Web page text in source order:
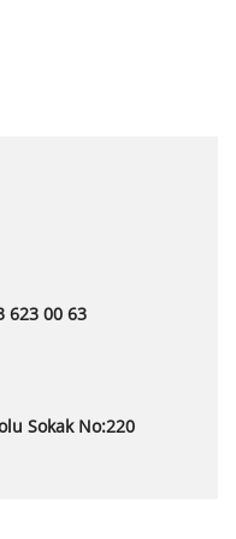
623 00 63
Sokak No:220